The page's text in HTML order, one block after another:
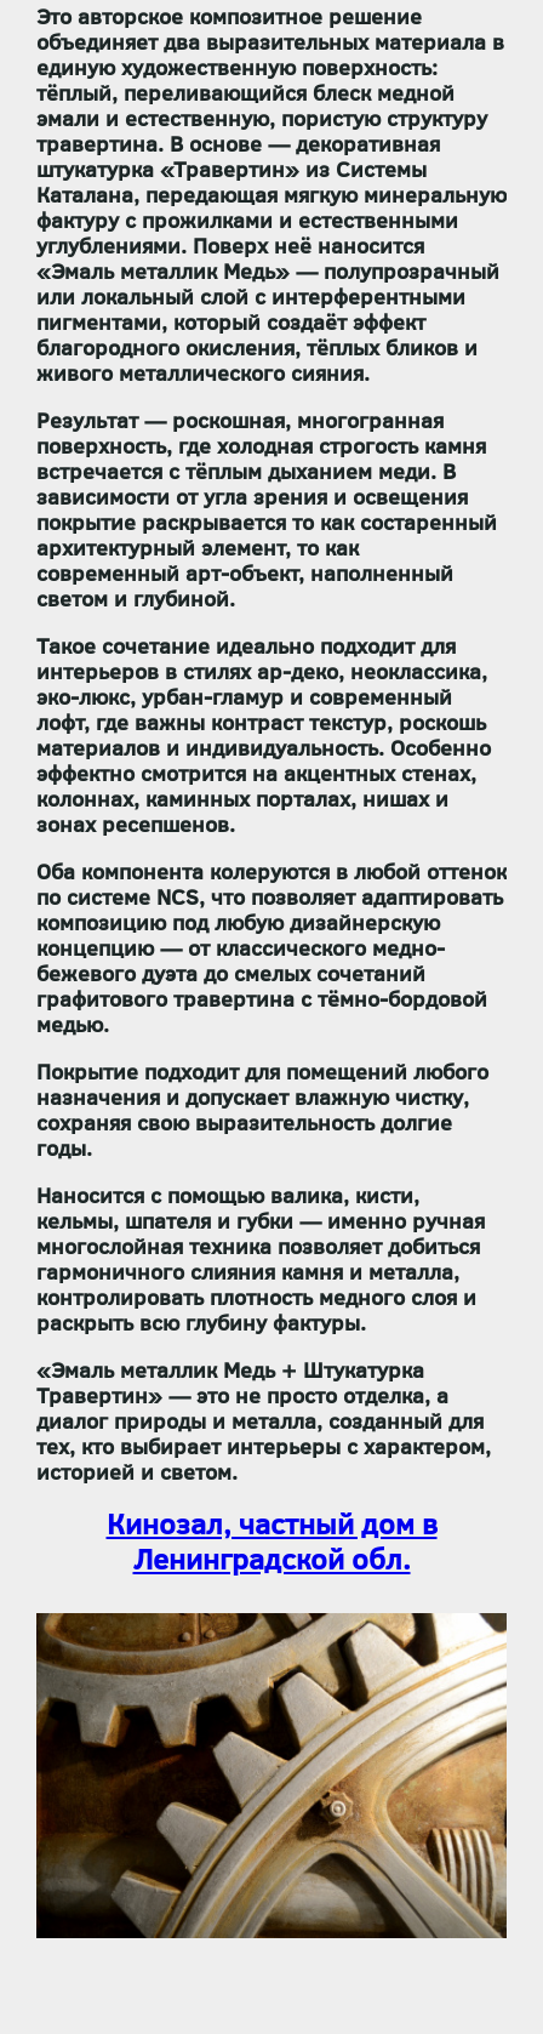
Это авторское композитное решение
объединяет два выразительных материала в
единую художественную поверхность:
тёплый, переливающийся блеск медной
эмали и естественную, пористую структуру
травертина. В основе — декоративная
штукатурка «Травертин» из Системы
Каталана, передающая мягкую минеральную
фактуру с прожилками и естественными
углублениями. Поверх неё наносится
«Эмаль металлик Медь» — полупрозрачный
или локальный слой с интерферентными
пигментами, который создаёт эффект
благородного окисления, тёплых бликов и
живого металлического сияния.
Результат — роскошная, многогранная
поверхность, где холодная строгость камня
встречается с тёплым дыханием меди. В
зависимости от угла зрения и освещения
покрытие раскрывается то как состаренный
архитектурный элемент, то как
современный арт-объект, наполненный
светом и глубиной.
Такое сочетание идеально подходит для
интерьеров в стиляхар-деко, неоклассика,
эко-люкс, урбан-гламур и современный
лофт, где важны контраст текстур, роскошь
материалов и индивидуальность. Особенно
эффектно смотрится на акцентных стенах,
колоннах, каминных порталах, нишах и
зонах ресепшенов.
Оба компонента колеруются в любой оттенок
по системе NCS, что позволяет адаптировать
композицию под любую дизайнерскую
концепцию — от классического медно-
бежевого дуэта до смелых сочетаний
графитового травертина с тёмно-бордовой
медью.
Покрытие подходит для помещений любого
назначения и допускает влажную чистку,
сохраняя свою выразительность долгие
годы.
Наносится с помощью валика, кисти,
кельмы, шпателя и губки — именно ручная
многослойная техника позволяет добиться
гармоничного слияния камня и металла,
контролировать плотность медного слоя и
раскрыть всю глубину фактуры.
«Эмаль металлик Медь + Штукатурка
Травертин» — это не просто отделка, а
диалог природы и металла, созданный для
тех, кто выбирает интерьеры с характером,
историей и светом.
Кинозал, частный дом в
Ленинградской обл.